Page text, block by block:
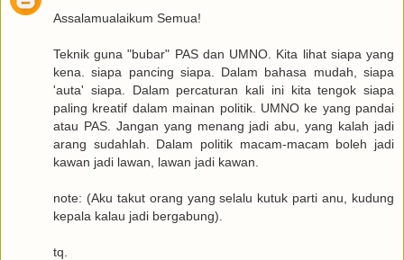
Assalamualaikum Semua!
Teknik guna "bubar" PAS dan UMNO. Kita lihat siapa yang
kena. siapa pancing siapa. Dalam bahasa mudah, siapa
'auta' siapa. Dalam percaturan kali ini kita tengok siapa
paling kreatif dalam mainan politik. UMNO ke yang pandai
atau PAS. Jangan yang menang jadi abu, yang kalah jadi
arang sudahlah. Dalam politik macam-macam boleh jadi
kawan jadi lawan, lawan jadi kawan.
note: (Aku takut orang yang selalu kutuk parti anu, kudung
kepala kalau jadi bergabung).
tq.